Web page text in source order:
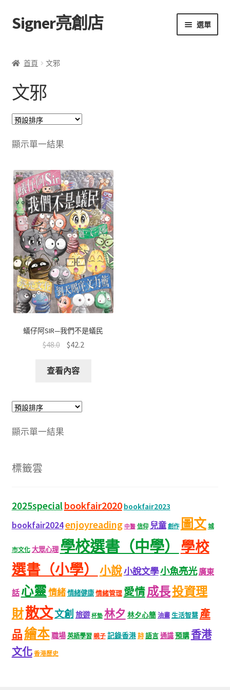
跳
至
覽
跳
至
要
Signer亮創店 選單
學校選書（小學）
網上書店
無紙書
文創
聯絡我們+郵費
海外訂購書籍
首頁 文邪
文邪
顯示單一結果
蟻仔阿SIR—我們不是蟻民
$48.0 $42.2
查看內容
顯示單一結果
標籤雲
2025specialbookfair2020 bookfair2023
bookfair2024enjoyreading 中醫 信仰 兒童 創作 圖文 城
市文化 大眾心理 學校選書（中學）
學校
選書（小學）
小說小說文學小魚亮光廣東
話 心靈情緒情緒健康情緒管理 愛情成長投資理
財散文文創 旅遊 杯墊 林夕 林夕心簡 油畫 生活智慧 產
品繪本職場 英語學習 親子 記錄香港 詩 語言通識預購香港
文化 香港歷史